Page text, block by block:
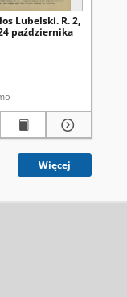
Lubelski. R. 2,
października
Więcej